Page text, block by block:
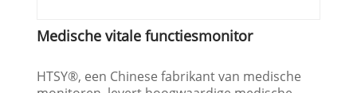
Medische vitale functiesmonitor
HTSY®, een Chinese fabrikant van medische